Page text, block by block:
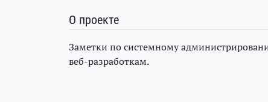
О проекте
Заметки по системному
веб-разработкам.